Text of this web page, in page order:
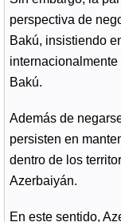
perspectiva de
Bakú, insistiendo
Bakú.
Además de
persisten en
dentro de los
Azerbaiyán.
En este sentido,